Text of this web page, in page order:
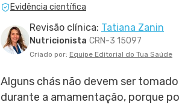
SAÚDE DO HOMEM
PRIMEIROS SOCORROS
Evidência científica
Revisão clínica: Tatiana Zanin
Nutricionista CRN-3 15097
Criado por: Equipe Editorial do Tua Saúde
Alguns chás não devem ser
durante a amamentação, porque